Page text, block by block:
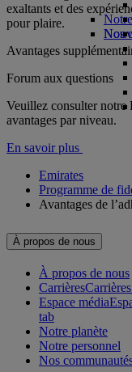
Nos
exaltants et des
pour plaire.
Avantages
Forum aux questions
Veuillez consulter notre
avantages par niveau.
En savoir plus
Emirates
Programme de
Avantages de
À propos de nous
À propos de nous
Carrières
Espace média
tab
Notre planète
Notre personnel
Nos